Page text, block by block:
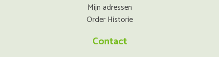
Mijn adressen
Order Historie
Contact